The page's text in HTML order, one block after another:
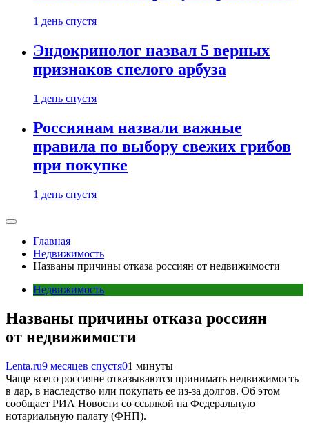
1 день спустя
Эндокринолог назвал 5 верных
признаков спелого арбуза
1 день спустя
Россиянам назвали важные
правила по выбору свежих грибов
при покупке
1 день спустя
Главная
Недвижимость
Названы причины отказа россиян от недвижимости
Недвижимость
Названы причины отказа россиян
от недвижимости
Lenta.ru9 месяцев спустя01 минуты
Чаще всего россияне отказываются принимать недвижимость
в дар, в наследство или покупать ее из-за долгов. Об этом
сообщает РИА Новости со ссылкой на Федеральную
нотариальную палату (ФНП).